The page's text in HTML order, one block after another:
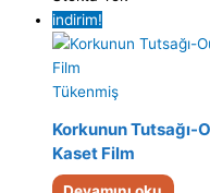
indirim!
Tükenmiş
Korkunun Tutsağı-
Kaset Film